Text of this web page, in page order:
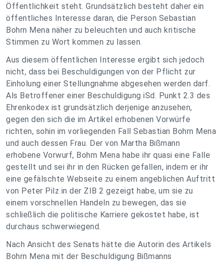
Öffentlichkeit steht. Grundsätzlich besteht daher ein
öffentliches Interesse daran, die Person Sebastian
Bohrn Mena näher zu beleuchten und auch kritische
Stimmen zu Wort kommen zu lassen.
Aus diesem öffentlichen Interesse ergibt sich jedoch
nicht, dass bei Beschuldigungen von der Pflicht zur
Einholung einer Stellungnahme abgesehen werden darf.
Als Betroffener einer Beschuldigung iSd. Punkt 2.3 des
Ehrenkodex ist grundsätzlich derjenige anzusehen,
gegen den sich die im Artikel erhobenen Vorwürfe
richten, sohin im vorliegenden Fall Sebastian Bohrn Mena
und auch dessen Frau. Der von Martha Bißmann
erhobene Vorwurf, Bohrn Mena habe ihr quasi eine Falle
gestellt und sei ihr in den Rücken gefallen, indem er ihr
eine gefälschte Webseite zu einem angeblichen Auftritt
von Peter Pilz in der ZIB 2 gezeigt habe, um sie zu
einem vorschnellen Handeln zu bewegen, das sie
schließlich die politische Karriere gekostet habe, ist
durchaus schwerwiegend.
Nach Ansicht des Senats hätte die Autorin des Artikels
Bohrn Mena mit der Beschuldigung Bißmanns